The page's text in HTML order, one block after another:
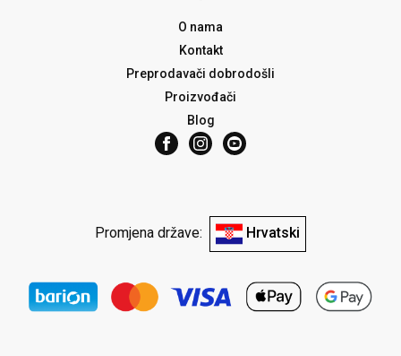
O nama
Kontakt
Preprodavači dobrodošli
Proizvođači
Blog
Promjena države: Hrvatski